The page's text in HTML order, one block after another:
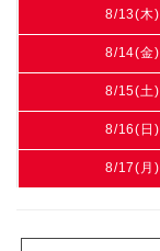
8/13(木)
8/14(金)
8/15(土)
8/16(日)
8/17(月)